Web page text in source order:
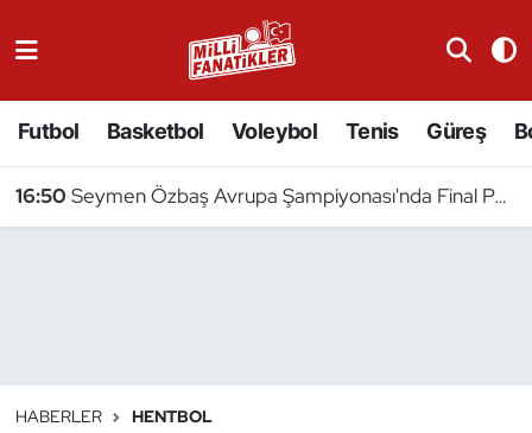
Futbol Basketbol Voleybol Tenis Güreş
16:50 Seymen Özbaş Avrupa Şampiyonası'nda Final Peşinde
HABERLER HENTBOL
Badminton